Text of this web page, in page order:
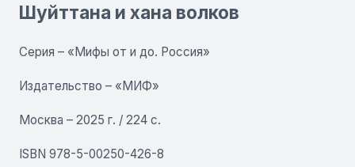
Шуйттана и хана волков
Серия – «Мифы от и до. Россия»
Издательство – «МИФ»
Москва – 2025 г. / 224 с.
ISBN 978-5-00250-426-8